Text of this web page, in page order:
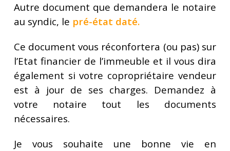
Autre document que demandera le notaire
au syndic, le pré-état daté.
Ce document vous réconfortera (ou pas) sur
l’Etat financier de l’immeuble et il vous dira
également si votre copropriétaire vendeur
est à jour de ses charges. Demandez à
votre notaire tout les documents
nécessaires.
Je vous souhaite une bonne vie en